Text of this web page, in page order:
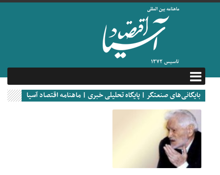
بایگانی‌های صنعتگر | پایگاه تحلیلی خبری | ماهنامه اقتصاد آسیا
18 ژوئن 2020